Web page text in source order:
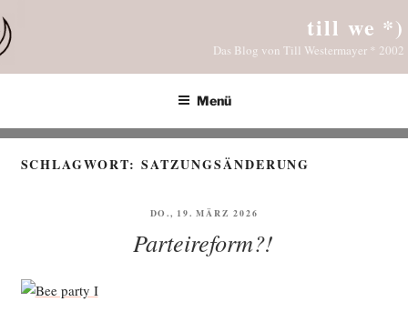
Inhalt
springen
till we *)
Das Blog von Till Westermayer * 2002
Menü
SCHLAGWORT:SATZUNGSÄNDERUNG
VERÖFFENTLICHT
DO., 19. MÄRZ 2026
Parteireform?!